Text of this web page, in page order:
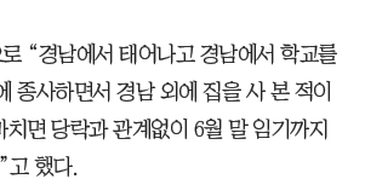
“경남에서 태어나고 경남에서 학교를
종사하면서 경남 외에 집을 사 본 적이
면 당락과 관계없이 6월 말 임기까지
고 했다.